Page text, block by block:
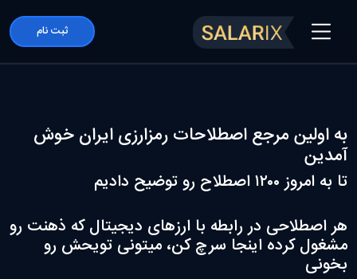
ثبت نام
به اولین مرجع اصطلاحات رمزارزی ایران خوش
آمدین
تا به امروز ۱۲۰۰ اصطلاح رو توضیح دادیم
هر اصطلاحی در رابطه با ارزهای دیجیتال که ذهنت رو
مشغول کرده اینجا سرچ کن، میتونی تویحش رو
بخونی